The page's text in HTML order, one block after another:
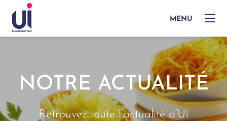
MENU
NOTRE ACTUALITÉ
Retrouvez toute l’actualité d’UI